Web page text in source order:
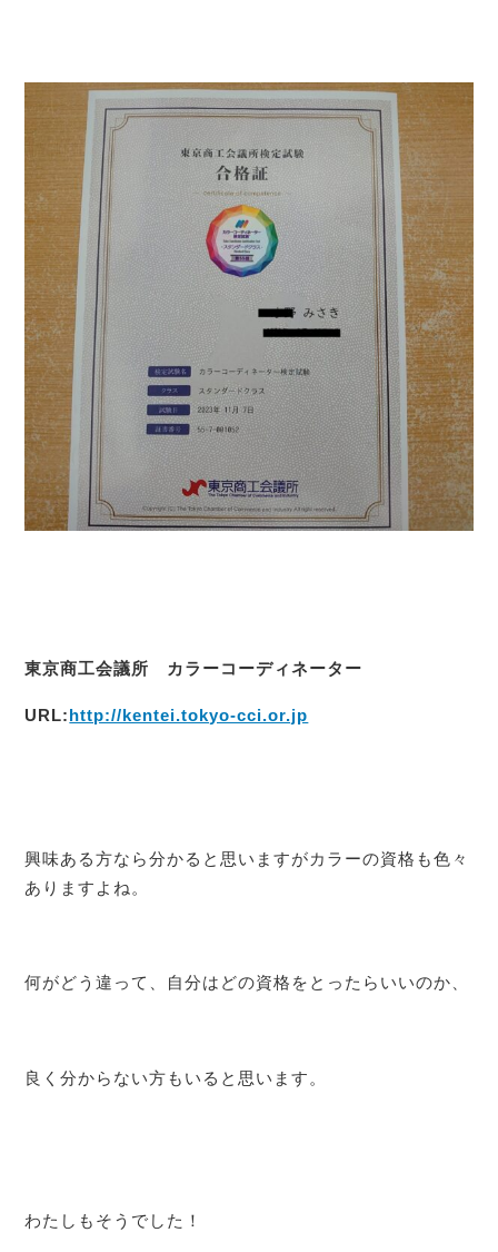
東京商工会議所 カラーコーディネーター
URL:http://kentei.tokyo-cci.or.jp
興味ある方なら分かると思いますがカラーの資格も色々
ありますよね。
何がどう違って、自分はどの資格をとったらいいのか、
良く分からない方もいると思います。
わたしもそうでした！